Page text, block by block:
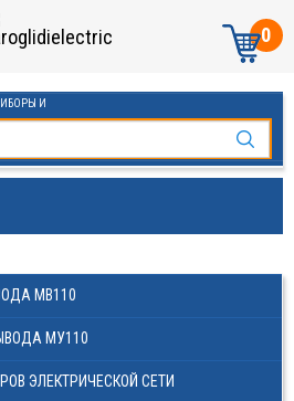
0
И
МВ110
МУ110
ЭЛЕКТРИЧЕСКОЙ СЕТИ